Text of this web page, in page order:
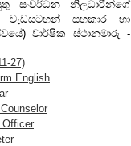
සංවර්ධන නිලධාරීන්ගේ
සහකාර හා
වාර්ෂික ස්ථානමාරු -
27)
English
Officer